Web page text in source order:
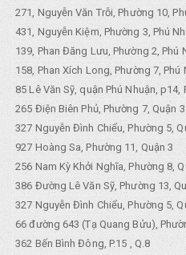
271, Nguyễn Văn Trỗi, Phường 10,
431, Nguyễn Kiệm, Phường 3, Phú
139, Phan Đăng Lưu, Phường 2, Phú
158, Phan Xích Long, Phường 7, Phú
85 Lê Văn Sỹ, quận Phú Nhuận, p14,
265 Điện Biên Phủ, Phường 7, Quận 3
327 Nguyễn Đình Chiểu, Phường 5,
927 Hoàng Sa, Phường 11, Quận 3
256 Nam Kỳ Khởi Nghĩa, Phường 8,
386 Đường Lê Văn Sỹ, Phường 13,
327 Nguyễn Đình Chiểu, Phường 5,
66 đường 643 (Tạ Quang Bửu),
362 Bến Bình Đông, P.15 , Q.8